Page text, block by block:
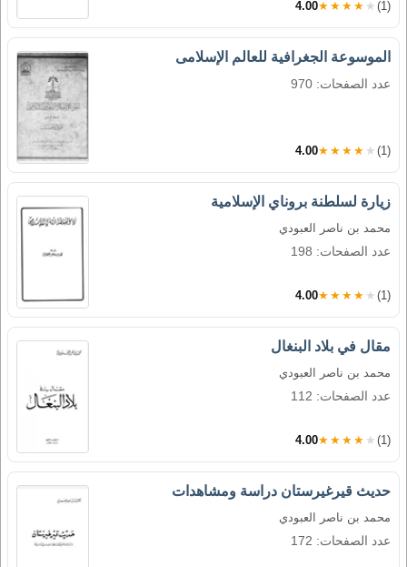
4.00★★★★★ (1)
الموسوعة الجغرافية للعالم الإسلامى
عدد الصفحات: 970
4.00★★★★★ (1)
زيارة لسلطنة بروناي الإسلامية
محمد بن ناصر العبودي
عدد الصفحات: 198
4.00★★★★★ (1)
مقال في بلاد البنغال
محمد بن ناصر العبودي
عدد الصفحات: 112
4.00★★★★★ (1)
حديث قيرغيرستان دراسة ومشاهدات
محمد بن ناصر العبودي
عدد الصفحات: 172